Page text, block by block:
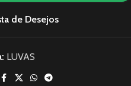
de Desejos
LUVAS